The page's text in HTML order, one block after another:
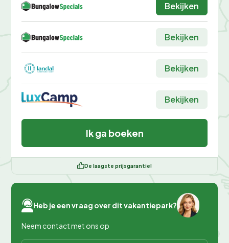
Bekijken
Bekijken
Bekijken
Bekijken
Ik ga boeken
De laagste prijsgarantie!
Heb je een vraag over dit vakantiepark?
Neem contact met ons op